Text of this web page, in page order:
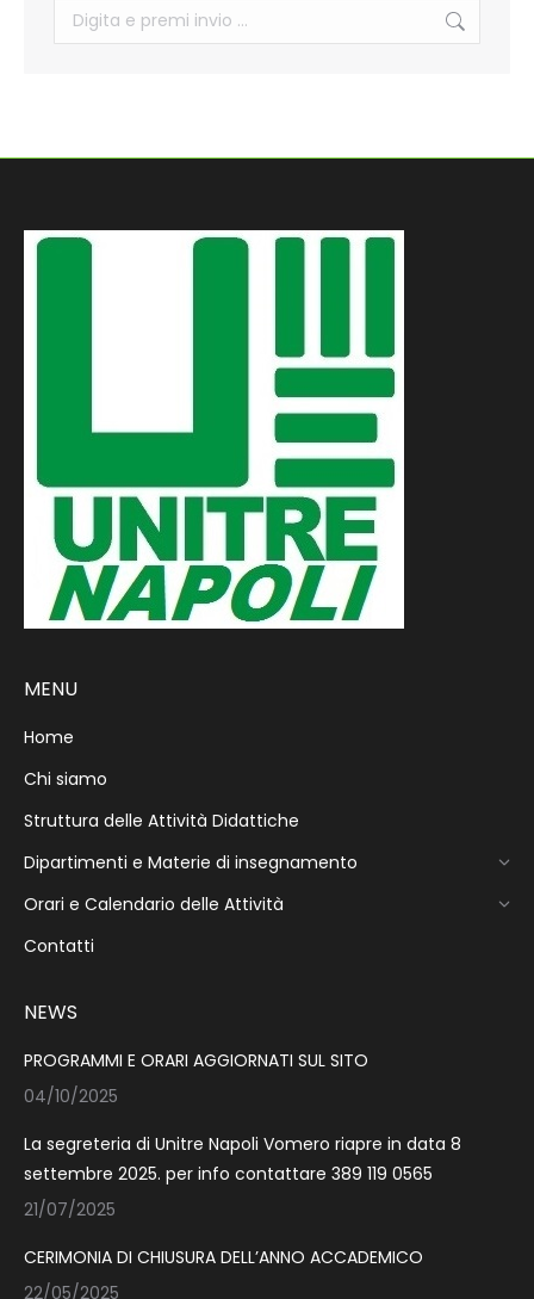
MENU
Home
Chi siamo
Struttura delle Attività Didattiche
Dipartimenti e Materie di insegnamento
Orari e Calendario delle Attività
Contatti
NEWS
PROGRAMMI E ORARI AGGIORNATI SUL SITO
04/10/2025
La segreteria di Unitre Napoli Vomero riapre in data 8
settembre 2025. per info contattare 389 119 0565
21/07/2025
CERIMONIA DI CHIUSURA DELL’ANNO ACCADEMICO
22/05/2025